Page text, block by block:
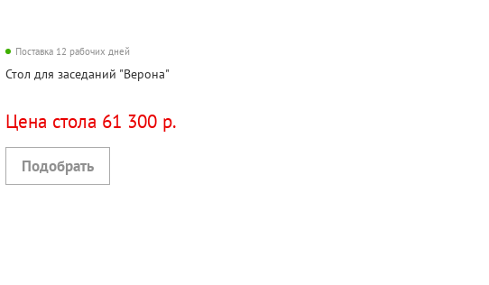
Поставка 12 рабочих дней
Стол для заседаний "Верона"
Цена стола 61 300 р.